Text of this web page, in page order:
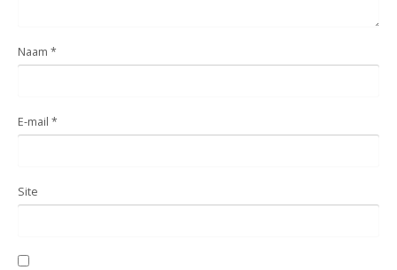
Naam *
E-mail *
Site